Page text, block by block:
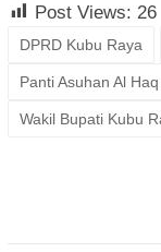
Post Views: 26
DPRD Kubu Raya
Panti Asuhan Al Haq
Wakil Bupati Kubu